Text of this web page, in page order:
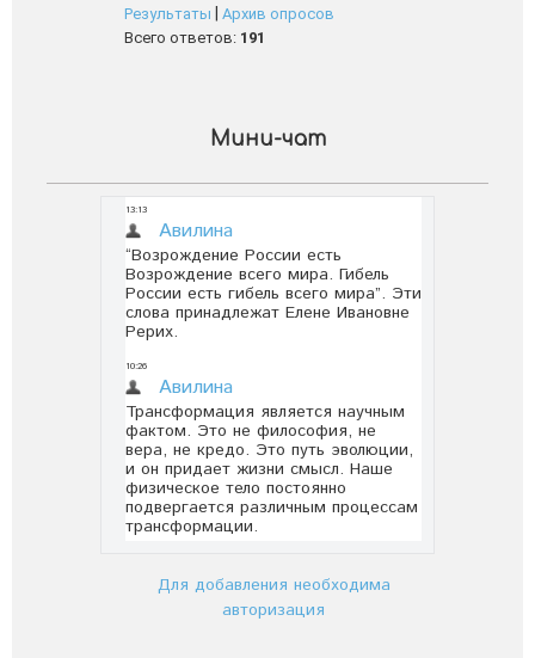
Результаты
Архив опросов
Всего ответов: 191
Мини-чат
Для добавления необходима
авторизация